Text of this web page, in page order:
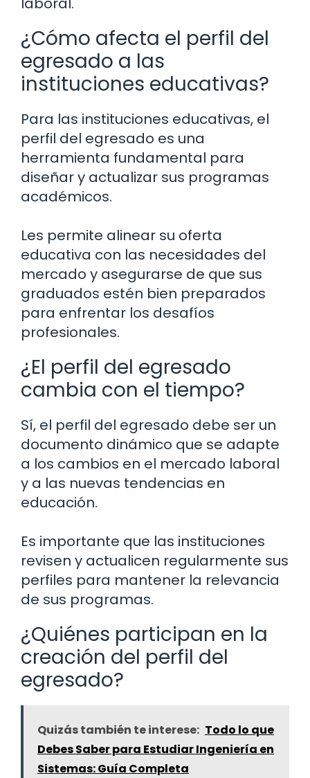
¿Cómo afecta el perfil del
egresado a las
instituciones educativas?
Para las instituciones educativas, el
perfil del egresado es una
herramienta fundamental para
diseñar y actualizar sus programas
académicos.
Les permite alinear su oferta
educativa con las necesidades del
mercado y asegurarse de que sus
graduados estén bien preparados
para enfrentar los desafíos
profesionales.
¿El perfil del egresado
cambia con el tiempo?
Sí, el perfil del egresado debe ser un
documento dinámico que se adapte
a los cambios en el mercado laboral
y a las nuevas tendencias en
educación.
Es importante que las instituciones
revisen y actualicen regularmente sus
perfiles para mantener la relevancia
de sus programas.
¿Quiénes participan en la
creación del perfil del
egresado?
Quizás también te interese: Todo lo que
Debes Saber para Estudiar Ingeniería en
Sistemas: Guía Completa